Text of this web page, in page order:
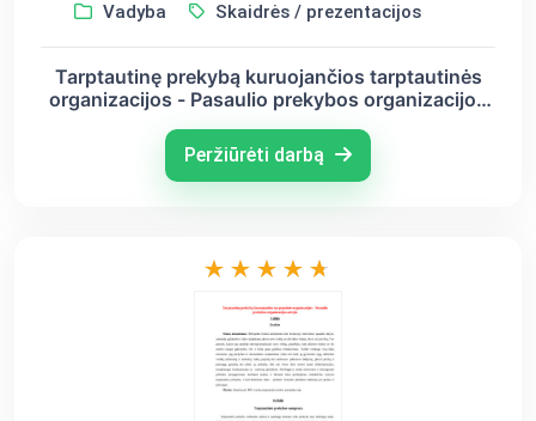
Vadyba Skaidrės / prezentacijos
Tarptautinę prekybą kuruojančios tarptautinės
organizacijos - Pasaulio prekybos organizacijos
Peržiūrėti darbą